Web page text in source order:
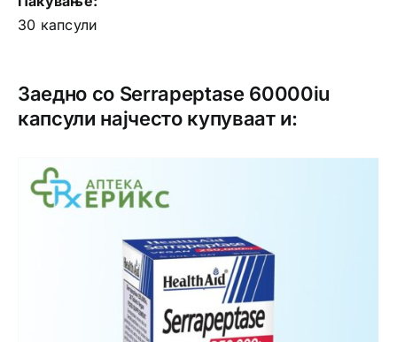
30 капсули
Заедно со Serrapeptase 60000iu
капсули најчесто купуваат и: